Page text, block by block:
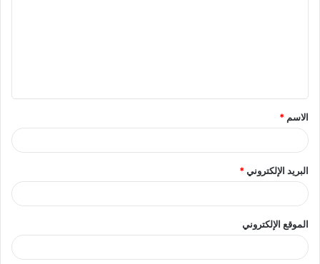
ق
*
الاسم *
البريد الإلكتروني*
الموقع الإلكتروني